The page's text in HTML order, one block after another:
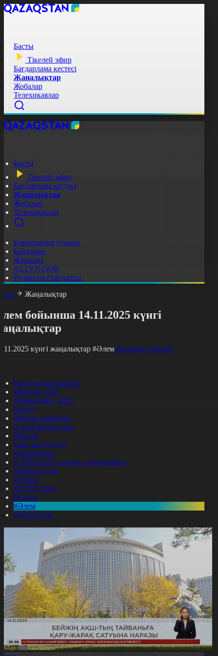
Басты
Тікелей эфир
Бағдарлама кестесі
Жаңалықтар
Жобалар
Телехикаялар
Басты
Тікелей эфир
Бағдарлама кестесі
Жаңалықтар
Жобалар
Телехикаялар
Корпорация туралы
Байланыс
Жарнама
ALTYN QOR
Редакция стандарты
Жаңалықтар
бойынша 14.11.2025 күнгі
күнгі жаңалықтар #Әлем Фильтрді тазалау
Барлық жаңалықтар
#Жолдау 2025
#Құрылтай - 2026
#Апта
#Ресми оқиғалар
#«Таза Қазақстан»
#Қоғам
#Заң мен тәртіп
#Экономика
#«100 кітап» ұлттық сауалнамасы
#Референдум
#Оқиға
#EURO 2024
#Спорт
#Әлем
#Денсаулық